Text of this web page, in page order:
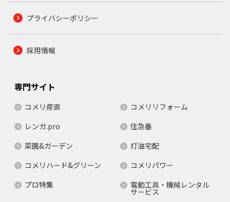
プライバシーポリシー
採用情報
専門サイト
コメリ産直
コメリリフォーム
レンガ.pro
住急番
菜園&ガーデン
灯油宅配
コメリハード&グリーン
コメリパワー
プロ特集
電動工具・機械レンタル
サービス